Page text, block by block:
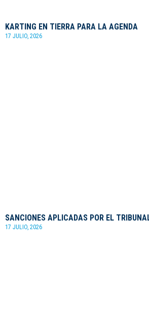
KARTING EN TIERRA PARA LA AGENDA
17 JULIO, 2026
SANCIONES APLICADAS POR EL
17 JULIO, 2026